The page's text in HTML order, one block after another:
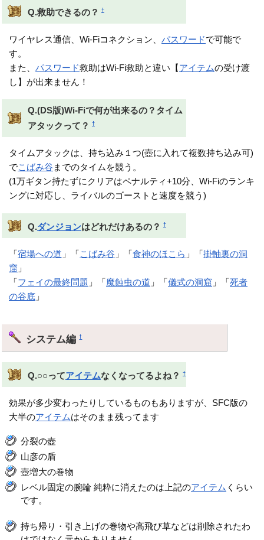
Q.救助できるの？ †
ワイヤレス通信、Wi-Fiコネクション、パスワードで可能で
す。
また、パスワード救助はWi-Fi救助と違い【アイテムの受け渡
し】が出来ません！
Q.(DS版)Wi-Fiで何が出来るの？タイム
アタックって？
†
タイムアタックは、持ち込み１つ(壺に入れて複数持ち込み可)
でこばみ谷 までのタイムを競う。
(1万ギタン持たずにクリアはペナルティ+10分、Wi-Fiのランキ
ングに対応し、ライバルのゴーストと速度を競う)
Q.ダンジョンはどれだけあるの？ †
「宿場への道 」「こばみ谷 」「食神のほこら 」「掛軸裏の洞
窟 」
「フェイの最終問題 」「魔蝕虫の道 」「儀式の洞窟 」「死者
の谷底 」
システム編†
Q.○○ってアイテムなくなってるよね？ †
効果が多少変わったりしているものもありますが、SFC版の
大半のアイテムはそのまま残ってます
分裂の壺
山彦の盾
壺増大の巻物
レベル固定の腕輪 純粋に消えたのは上記のアイテム くらい
です。
持ち帰り・引き上げの巻物や高飛び草などは削除されたわ